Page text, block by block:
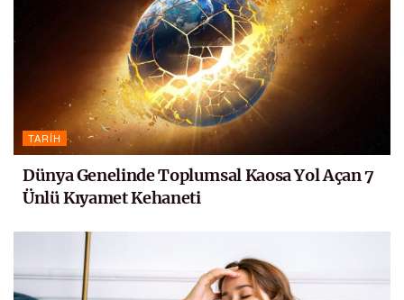
TARIH
Dünya Genelinde Toplumsal Kaosa Yol Açan 7
Ünlü Kıyamet Kehaneti